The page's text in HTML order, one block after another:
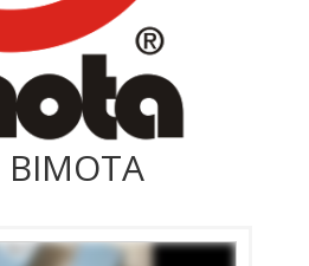
BIMOTA